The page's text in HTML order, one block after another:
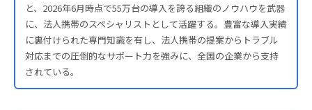
と、2026年6月時点で55万台の導入を誇る組織のノウハウを武器
に、法人携帯のスペシャリストとして活躍する。豊富な導入実績
に裏付けられた専門知識を有し、法人携帯の提案からトラブル
対応までの圧倒的なサポート力を強みに、全国の企業から支持
されている。